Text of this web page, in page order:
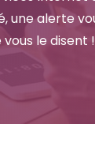
alerte
le disent !